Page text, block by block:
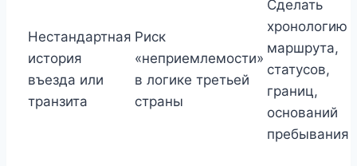
Нестандартная
история
въезда или
транзита
Риск
«неприемлемости»
в логике третьей
страны
Сделать
хронологию
маршрута,
статусов,
границ,
оснований
пребывания